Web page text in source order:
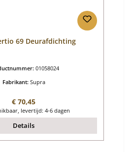
69 Deurafdichting
01058024
Fabrikant: Supra
Normale prijs:
€ 70,45
levertijd: 4-6 dagen
Details